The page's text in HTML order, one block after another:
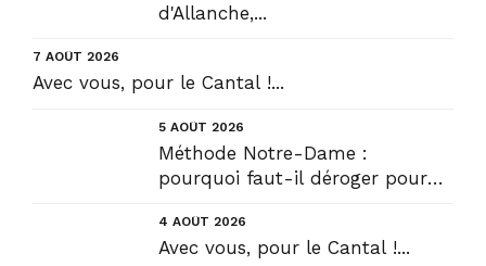
d'Allanche,...
7 AOÛT 2026
Avec vous, pour le Cantal !...
5 AOÛT 2026
Méthode Notre-Dame :
pourquoi faut-il déroger pour
4 AOÛT 2026
Avec vous, pour le Cantal !...